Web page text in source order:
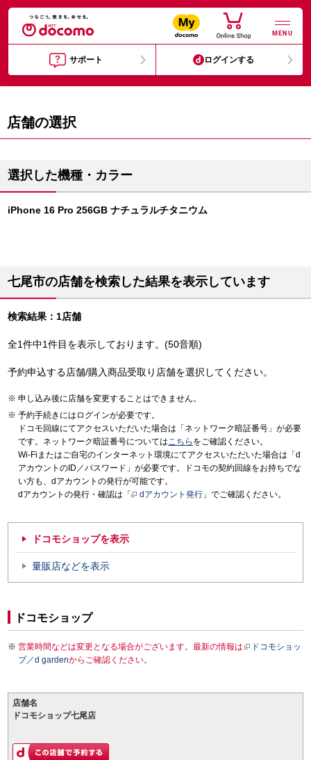
MENU
サポート ログインする
店舗の選択
選択した機種・カラー
iPhone 16 Pro 256GB ナチュラルチタニウム
七尾市の店舗を検索した結果を表示しています
検索結果：1店舗
全1件中1件目を表示しております。(50音順)
予約申込する店舗/購入商品受取り店舗を選択してください。
申し込み後に店舗を変更することはできません。
予約手続きにはログインが必要です。
ドコモ回線にてアクセスいただいた場合は「ネットワーク暗証番号」が必要
です。ネットワーク暗証番号についてはこちら をご確認ください。
Wi-Fiまたはご自宅のインターネット環境にてアクセスいただいた場合は「d
アカウントのID／パスワード」が必要です。ドコモの契約回線をお持ちでな
い方も、dアカウントの発行が可能です。
dアカウントの発行・確認は「
dアカウント発行 」でご確認ください。
ドコモショップを表示
量販店などを表示
ドコモショップ
営業時間などは変更となる場合がございます。最新の情報は
ドコモショッ
プ／d gardenからご確認ください。
店舗名
ドコモショップ七尾店